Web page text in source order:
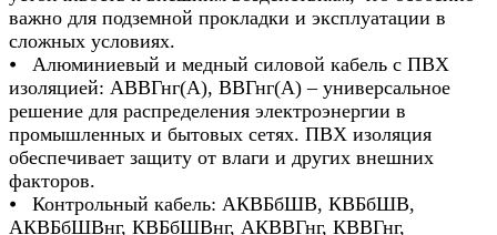
важно для подземной прокладки и эксплуатации в
сложных условиях.
⦁ Алюминиевый и медный силовой кабель с ПВХ
изоляцией: АВВГнг(А), ВВГнг(А) – универсальное
решение для распределения электроэнергии в
промышленных и бытовых сетях. ПВХ изоляция
обеспечивает защиту от влаги и других внешних
факторов.
⦁ Контрольный кабель: АКВБбШВ, КВБбШВ,
АКВБбШВнг, КВБбШВнг, АКВВГнг, КВВГнг,